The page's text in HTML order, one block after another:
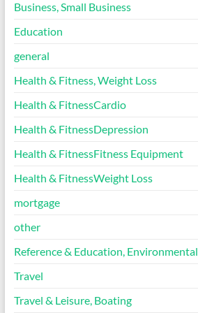
Business, Small Business
Education
general
Health & Fitness, Weight Loss
Health & FitnessCardio
Health & FitnessDepression
Health & FitnessFitness Equipment
Health & FitnessWeight Loss
mortgage
other
Reference & Education, Environmental
Travel
Travel & Leisure, Boating